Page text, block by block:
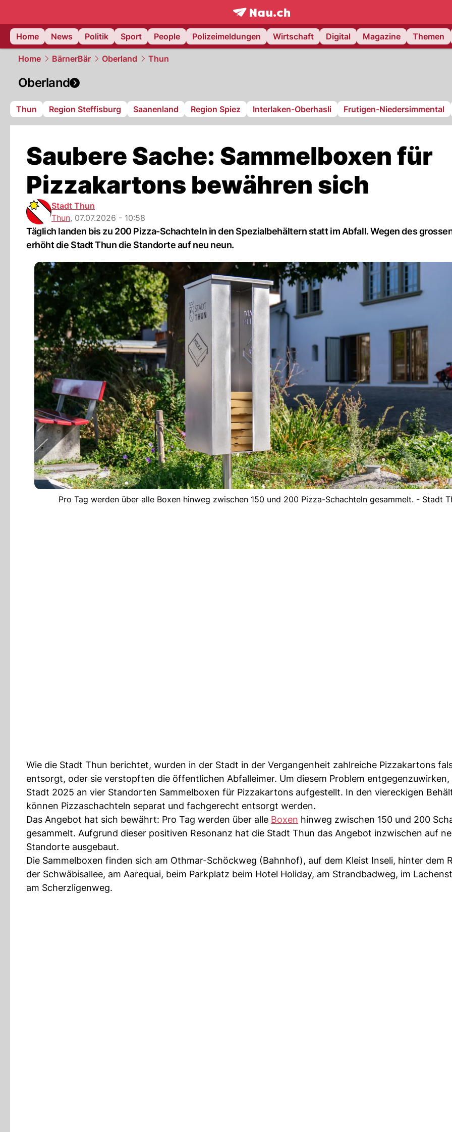
frontpage.NAU.ch
Home
News Politik Sport People Polizeimeldungen Wirtschaft Digital Magazine Themen
Home BärnerBär Oberland Thun
Oberland
Thun Region Steffisburg Saanenland Region Spiez Interlaken-Oberhasli Frutigen-Niedersimmental
Saubere Sache: Sammelboxen für
Pizzakartons bewähren sich
Stadt Thun
Thun, 07.07.2026 - 10:58
Täglich landen bis zu 200 Pizza-Schachteln in den Spezialbehältern statt im Abfall. Wegen des
erhöht die Stadt Thun die Standorte auf neu neun.
Pro Tag werden über alle Boxen hinweg zwischen 150 und 200 Pizza-Schachteln gesammelt. - Stadt
Wie die Stadt Thun berichtet, wurden in der Stadt in der Vergangenheit zahlreiche Pizzakartons
entsorgt, oder sie verstopften die öffentlichen Abfalleimer. Um diesem Problem entgegenzuwirken,
Stadt 2025 an vier Standorten Sammelboxen für Pizzakartons aufgestellt. In den viereckigen
können Pizzaschachteln separat und fachgerecht entsorgt werden.
Das Angebot hat sich bewährt: Pro Tag werden über alle Boxen hinweg zwischen 150 und 200
gesammelt. Aufgrund dieser positiven Resonanz hat die Stadt Thun das Angebot inzwischen auf
Standorte ausgebaut.
Die Sammelboxen finden sich am Othmar-Schöckweg (Bahnhof), auf dem Kleist Inseli, hinter dem
der Schwäbisallee, am Aarequai, beim Parkplatz beim Hotel Holiday, am Strandbadweg, im
am Scherzligenweg.